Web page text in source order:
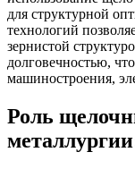
для структурной
технологий
зернистой
долговечностью,
машиностроения,
Роль